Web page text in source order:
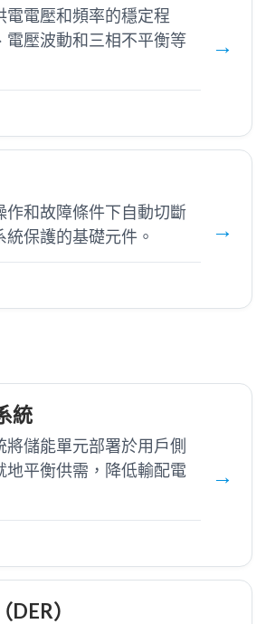
電電壓和頻率的穩定程
電壓波動和三相不平衡等
作和故障條件下自動切斷
保護的基礎元件。
統
將儲能單元部署於用戶側
地平衡供需，降低輸配電
）